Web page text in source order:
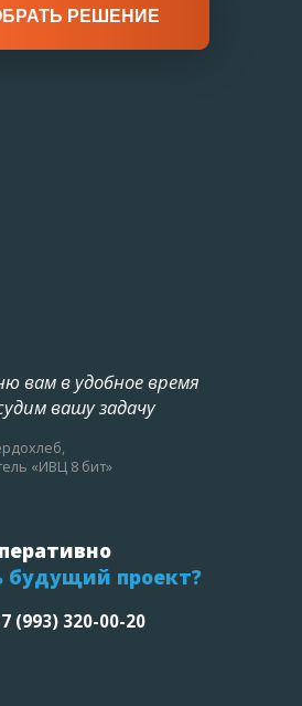
РЕШЕНИЕ
вам в удобное время
вашу задачу
«ИВЦ 8 бит»
будущий проект?
(993) 320-00-20